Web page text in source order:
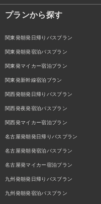
プランから探す
関東発朝発日帰りバスプラン
関東発朝発宿泊バスプラン
関東発マイカー宿泊プラン
関東発新幹線宿泊プラン
関西発朝発日帰りバスプラン
関西発夜発宿泊バスプラン
関西発マイカー宿泊プラン
名古屋発朝発日帰りバスプラン
名古屋発朝発宿泊バスプラン
名古屋発マイカー宿泊プラン
九州発朝発日帰りバスプラン
九州発朝発宿泊バスプラン